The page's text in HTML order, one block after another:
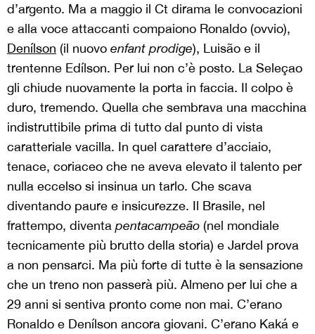
d’argento. Ma a maggio il Ct dirama le convocazioni
e alla voce attaccanti compaiono Ronaldo (ovvio),
Denílson (il nuovo enfant prodige), Luisão e il
trentenne Edílson. Per lui non c’è posto. La Seleçao
gli chiude nuovamente la porta in faccia. Il colpo è
duro, tremendo. Quella che sembrava una macchina
indistruttibile prima di tutto dal punto di vista
caratteriale vacilla. In quel carattere d’acciaio,
tenace, coriaceo che ne aveva elevato il talento per
nulla eccelso si insinua un tarlo. Che scava
diventando paure e insicurezze. Il Brasile, nel
frattempo, diventa pentacampeão (nel mondiale
tecnicamente più brutto della storia) e Jardel prova
a non pensarci. Ma più forte di tutte è la sensazione
che un treno non passerà più. Almeno per lui che a
29 anni si sentiva pronto come non mai. C’erano
Ronaldo e Denílson ancora giovani. C’erano Kaká e